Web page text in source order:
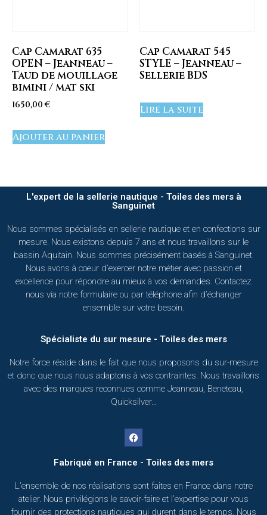
Cap Camarat 635
OPEN – Jeanneau –
Taud de mouillage
bimini / mat ski
1650,00€
Ajouter au panier
Cap Camarat 545
STYLE – Jeanneau –
Sellerie BDS
Lire la suite
L'expert de la sellerie nautique - Toiles des mers à
Sanguinet
Nous sommes spécialisés en sellerie nautique et en confections sur
mesure. Nous existons depuis 7 ans et nous travaillons sur le
bassin Aquitain. Nous sommes précisément basés à Sanguinet.
Nous avons à coeur d’exercer notre métier avec passion et
excellence pour répondre au mieux à vos demandes. Contactez
nous via notre formulaire ou par téléphone afin d’échanger
ensemble sur votre besoin.
Spécialiste du sur mesure - Toiles des mers
Notre force réside dans le fait que nous proposons du sur-mesure
et donc que nous nous adaptons à vos contraintes. Nous travaillons
avec des marques reconnues comme Jeanneau, Beneteau,
Quicksilver…
Fabriqué en France - Toiles des mers
L’ensemble de nos réalisations sont faites en France dans notre
atelier. Nous privilégions le savoir-faire et l’expertise pour vous
fournir des protections nautiques qui durent dans le temps. Nous